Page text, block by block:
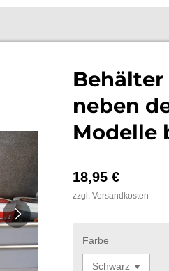
Behälter
neben
Modelle
18,95 €
zzgl. Versandkosten
Farbe